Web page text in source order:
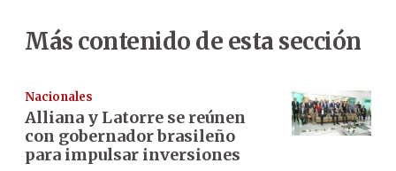
Más contenido de esta sección
Nacionales
Alliana y Latorre se reúnen
con gobernador brasileño
para impulsar inversiones